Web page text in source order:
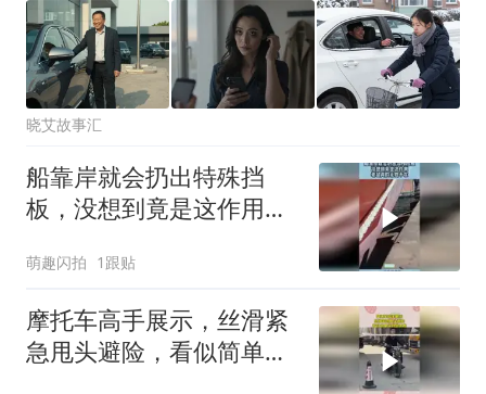
晓艾故事汇
船靠岸就会扔出特殊挡
板，没想到竟是这作用，
萌趣闪拍 1跟贴
摩托车高手展示，丝滑紧
急甩头避险，看似简单实